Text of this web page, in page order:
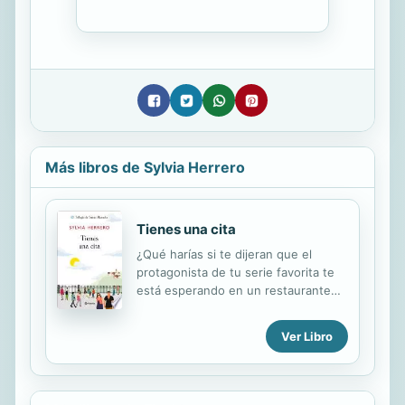
Más libros de Sylvia Herrero
Tienes una cita
¿Qué harías si te dijeran que el
protagonista de tu serie favorita te
está esperando en un restaurante
no podría haber imaginado todo lo
que iba a desencadenar una
prometedora cita con el protagonista
de su serie favorita, el actor Paul
Ver Libro